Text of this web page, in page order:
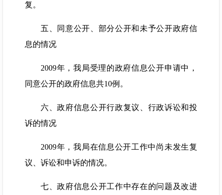
复。
五、同意公开、部分公开和未予公开政府信
息的情况
2009年，我局受理的政府信息公开申请中，
同意公开的政府信息共10例。
六、政府信息公开行政复议、行政诉讼和投
诉的情况
2009年，我局在信息公开工作中尚未发生复
议、诉讼和申诉的情况。
七、政府信息公开工作中存在的问题及改进